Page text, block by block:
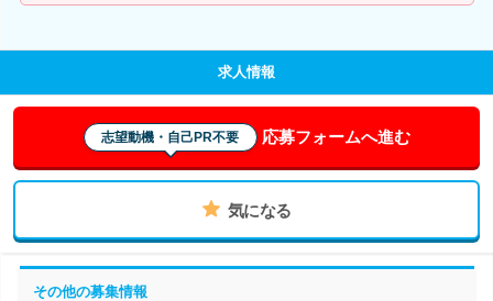
求人情報
志望動機・自己PR不要 応募フォームへ進む
気になる
その他の募集情報